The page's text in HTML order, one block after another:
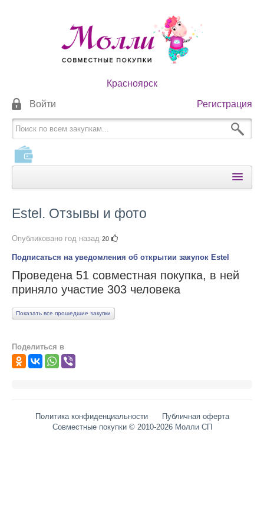
Красноярск
Войти Регистрация
КАК ОПЛАТИТЬ
КАК ПОЛУЧИТЬ
НОВОСТИ
ПОМОЩЬ
ОТЗЫВЫ
Estel. Отзывы и фото
Опубликовано год назад 20
Подписаться на уведомления об открытии закупок Estel
Проведена 51 совместная покупка, в ней
приняло участие 303 человека
Показать все прошедшие закупки
Поделиться в
Политика конфиденциальности
Публичная оферта
Совместные покупки © 2010-2026 Молли СП